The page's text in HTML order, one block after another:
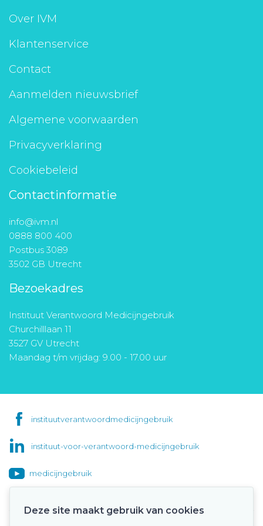
Aanmelden nieuwsbrief
Toegang leeromgeving
Over IVM
Klantenservice
Contact
Aanmelden nieuwsbrief
Algemene voorwaarden
Privacyverklaring
Cookiebeleid
Contactinformatie
info@ivm.nl
0888 800 400
Postbus 3089
3502 GB Utrecht
Bezoekadres
Instituut Verantwoord Medicijngebruik
Churchilllaan 11
3527 GV Utrecht
Maandag t/m vrijdag: 9.00 - 17.00 uur
instituutverantwoordmedicijngebruik
instituut-voor-verantwoord-medicijngebruik
medicijngebruik
Deze site maakt gebruik van cookies